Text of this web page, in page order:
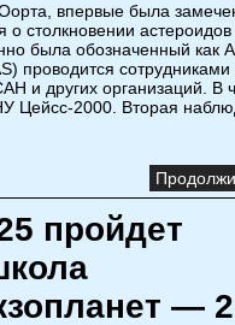
впервые была
столкновении
была обозначенный как
проводится
и других организаций. В
Цейсс-2000. Вторая
пройдет
—